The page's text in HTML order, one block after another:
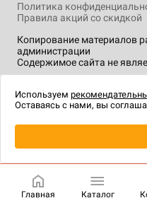
Копирование материалов
администрации
Содержимое сайта не
Политика
Правила акций со скидкой
технологии.
Главная Каталог
Используем
Оставаясь с нами, вы